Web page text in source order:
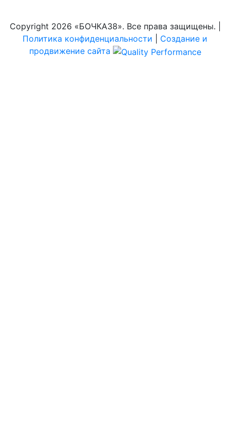
Copyright 2026 «БОЧКА38». Все права защищены. |
Политика конфиденциальности
Создание и
продвижение сайта